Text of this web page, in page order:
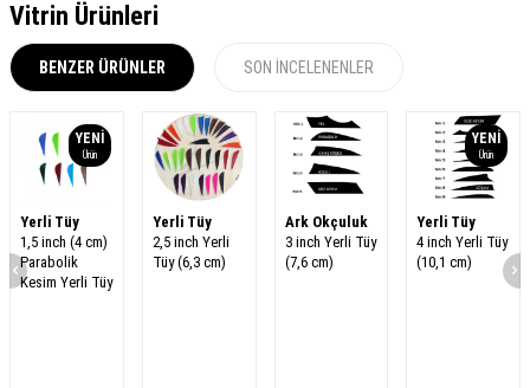
Vitrin Ürünleri
BENZER ÜRÜNLER SON İNCELENENLER
YENI
Ürün
Yerli Tüy
1,5 inch (4 cm)
Parabolik
Kesim Yerli Tüy
Yerli Tüy
2,5 inch Yerli
Tüy (6,3 cm)
Ark Okçuluk
3 inch Yerli Tüy
(7,6 cm)
YENI
Ürün
Yerli Tüy
4 inch Yerli Tüy
(10,1 cm)